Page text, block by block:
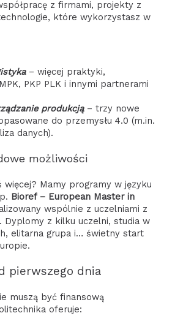
z firmami, projekty z
które wykorzystasz w
– więcej praktyki,
PKP PLK i innymi partnerami
produkcją– trzy nowe
do przemysłu 4.0 (m.in.
danych).
możliwości
więcej? Mamy programy w języku
Bioref – European Master in
wspólnie z uczelniami z
Dyplomy z kilku uczelni, studia w
elitarna grupa i… świetny start
pierwszego dnia
muszą być finansową
oferuje: